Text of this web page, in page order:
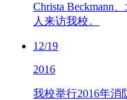
Christa Beckmann
人来访我校。
12/19
2016
我校举行2016年消